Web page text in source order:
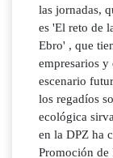
las jornadas,
es 'El reto de
Ebro' , que
empresarios y
escenario
los regadíos
ecológica
en la DPZ ha
Promoción de